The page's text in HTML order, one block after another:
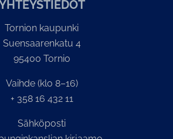
Tornion kaupunki
Suensaarenkatu 4
95400 Tornio
Vaihde (klo 8–16)
+ 358 16 432 11
Sähköposti